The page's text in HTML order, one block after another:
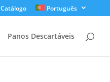
Catálogo Português
Panos Descartáveis